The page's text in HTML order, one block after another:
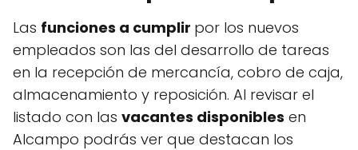
Las funciones a cumplir por los nuevos
empleados son las del desarrollo de tareas
en la recepción de mercancía, cobro de caja,
almacenamiento y reposición. Al revisar el
listado con las vacantes disponibles en
Alcampo podrás ver que destacan los